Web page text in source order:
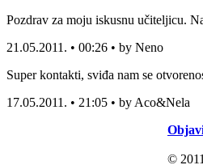
Pozdrav za moju iskusnu učiteljicu.
21.05.2011. • 00:26 • by Neno
Super kontakti, sviđa nam se
17.05.2011. • 21:05 • by Aco&Nela
©